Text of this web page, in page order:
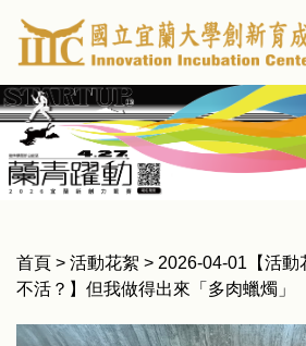
跳
到
主
要
內
容
區
首頁 > 活動花絮 > 2026-04-01【活動
不活？】但我做得出來「多肉蠟燭」